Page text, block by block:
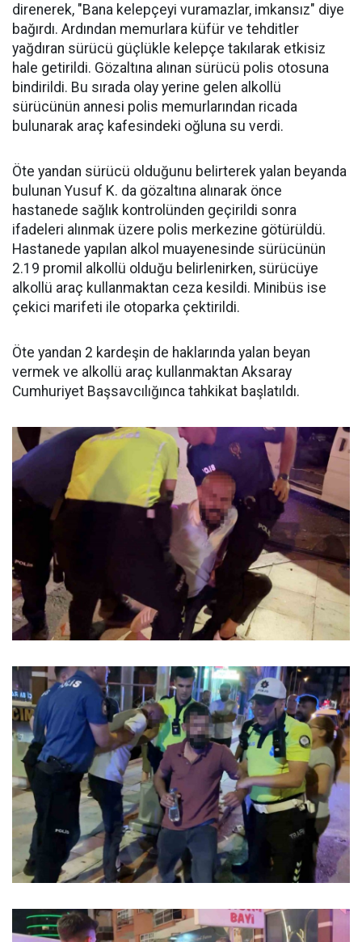
direnerek, "Bana kelepçeyi vuramazlar, imkansız" diye
bağırdı. Ardından memurlara küfür ve tehditler
yağdıran sürücü güçlükle kelepçe takılarak etkisiz
hale getirildi. Gözaltına alınan sürücü polis otosuna
bindirildi. Bu sırada olay yerine gelen alkollü
sürücünün annesi polis memurlarından ricada
bulunarak araç kafesindeki oğluna su verdi.
Öte yandan sürücü olduğunu belirterek yalan beyanda
bulunan Yusuf K. da gözaltına alınarak önce
hastanede sağlık kontrolünden geçirildi sonra
ifadeleri alınmak üzere polis merkezine götürüldü.
Hastanede yapılan alkol muayenesinde sürücünün
2.19 promil alkollü olduğu belirlenirken, sürücüye
alkollü araç kullanmaktan ceza kesildi. Minibüs ise
çekici marifeti ile otoparka çektirildi.
Öte yandan 2 kardeşin de haklarında yalan beyan
vermek ve alkollü araç kullanmaktan Aksaray
Cumhuriyet Başsavcılığınca tahkikat başlatıldı.